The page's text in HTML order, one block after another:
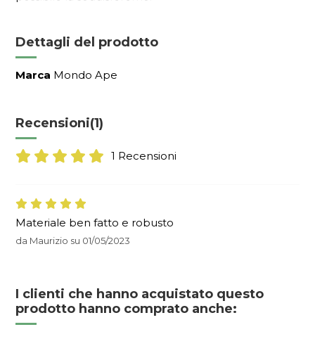
Dettagli del prodotto
Marca Mondo Ape
Recensioni(1)
1 Recensioni
Materiale ben fatto e robusto
da Maurizio su 01/05/2023
I clienti che hanno acquistato questo
prodotto hanno comprato anche: